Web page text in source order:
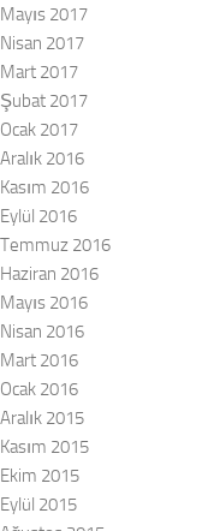
Mayıs 2017
Nisan 2017
Mart 2017
Şubat 2017
Ocak 2017
Aralık 2016
Kasım 2016
Eylül 2016
Temmuz 2016
Haziran 2016
Mayıs 2016
Nisan 2016
Mart 2016
Ocak 2016
Aralık 2015
Kasım 2015
Ekim 2015
Eylül 2015